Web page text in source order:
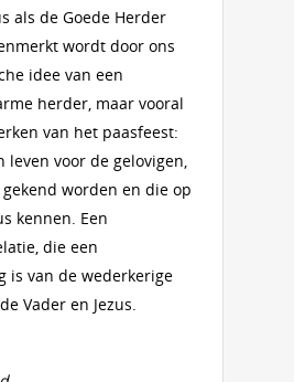
als de Goede Herder
wordt door ons
idee van een
herder, maar vooral
van het paasfeest:
leven voor de gelovigen,
worden en die op
kennen. Een
die een
is van de wederkerige
Vader en Jezus.